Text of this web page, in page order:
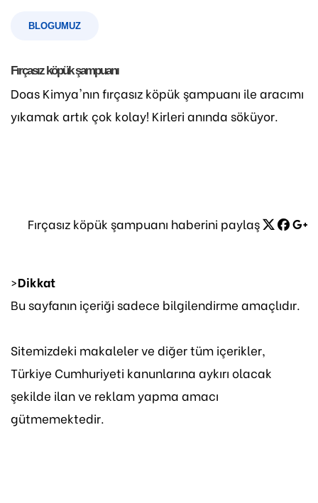
BLOGUMUZ
Fırçasız köpük şampuanı
Doas Kimya'nın fırçasız köpük şampuanı ile aracımı
yıkamak artık çok kolay! Kirleri anında söküyor.
Fırçasız köpük şampuanı haberini paylaş
>Dikkat
Bu sayfanın içeriği sadece bilgilendirme amaçlıdır.
Sitemizdeki makaleler ve diğer tüm içerikler,
Türkiye Cumhuriyeti kanunlarına aykırı olacak
şekilde ilan ve reklam yapma amacı
gütmemektedir.